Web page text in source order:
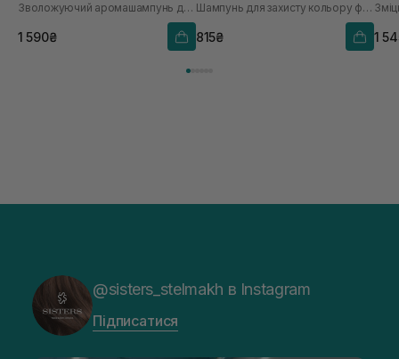
Зволожуючий аромашампунь для глибокого зволоження
1 590₴
Шампунь для захисту кольору фарбованого волосся
815₴ 1
@sisters_stelmakh в Instagram
Підписатися